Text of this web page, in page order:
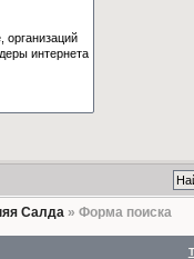
Салда» Форма поиска